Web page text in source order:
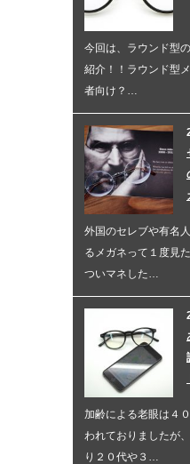
今回は、ラウンド型
紹介！！ラウンド型
者向け？…
外国のセレブや有名
るメガネって１度見
ついマネした…
加齢による老眼は４
われておりましたが
り２０代や３…